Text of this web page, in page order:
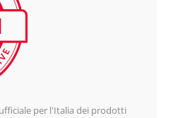
per l'Italia dei prodotti